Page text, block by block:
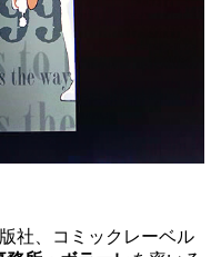
社、コミックレーベル